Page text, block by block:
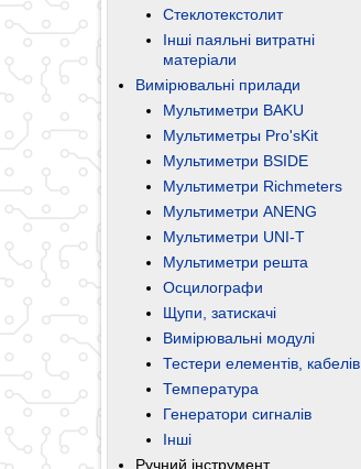
Стеклотекстолит
Інші паяльні витратні
матеріали
Вимірювальні прилади
Мультиметри BAKU
Мультиметры Pro'sKit
Мультиметри BSIDE
Мультиметри Richmeters
Мультиметри ANENG
Мультиметри UNI-T
Мультиметри решта
Осцилографи
Щупи, затискачі
Вимірювальні модулі
Тестери елементів, кабелів
Температура
Генератори сигналів
Інші
Ручний інструмент